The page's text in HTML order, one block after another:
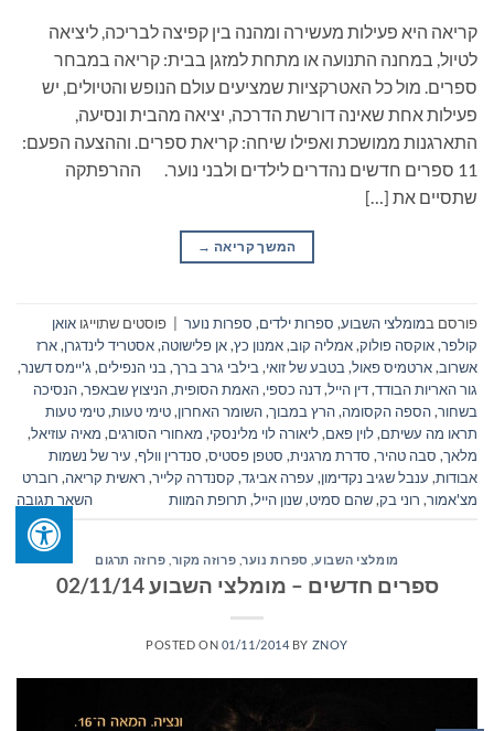
קריאה היא פעילות מעשירה ומהנה בין קפיצה לבריכה, ליציאה
לטיול, במחנה התנועה או מתחת למזגן בבית: קריאה במבחר
ספרים. מול כל האטרקציות שמציעים עולם הנופש והטיולים, יש
פעילות אחת שאינה דורשת הדרכה, יציאה מהבית ונסיעה,
התארגנות ממושכת ואפילו שיחה: קריאת ספרים. וההצעה הפעם:
11 ספרים חדשים נהדרים לילדים ולבני נוער. ההרפתקה
שתסיים את […]
המשך קריאה →
פורסם במומלצי השבוע, ספרות ילדים, ספרות נוער | פוסטים שתוייגו אואן
קולפר,אוקסה פולוק,אמליה קוב,אמנון כץ,אן פלישוטה,אסטריד לינדגרן,ארז
אשרוב,ארטמיס פאול, בטבע של זואי, בילבי גרב ברך, בני הנפילים, ג'יימס דשנר,
גור האריות הבודד,דין הייל,דנה כספי,האמת הסופית,הניצוץ שבאפר,הנסיכה
בשחור,הספה הקסומה,הרץ במבוך,השומר האחרון,טימי טעות,טימי טעות
תראו מה עשיתם,לוין פאם,ליאורה לוי מלינסקי, מאחורי הסורגים, מאיה עוזיאל,
מלאך, סבה טהיר, סדרת מרגנית, סטפן פסטיס, סנדרין וולף, עיר של נשמות
אבודות, ענבל שגיב נקדימון, עפרה אביגד, קסנדרה קלייר, ראשית קריאה, רוברט
מצ'אמור, רוני בק,שהם סמיט,שנון הייל, תרופת המוות השאר תגובה
מומלצי השבוע, ספרות נוער, פרוזה מקור פרוזה תרגום
ספרים חדשים – מומלצי השבוע 02/11/14
POSTED ON 01/11/2014 BY ZNOY